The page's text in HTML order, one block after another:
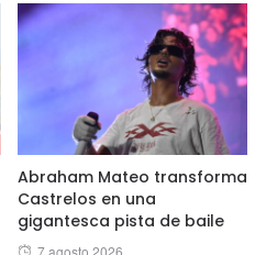
Abraham Mateo transforma
Castrelos en una
gigantesca pista de baile
Posted